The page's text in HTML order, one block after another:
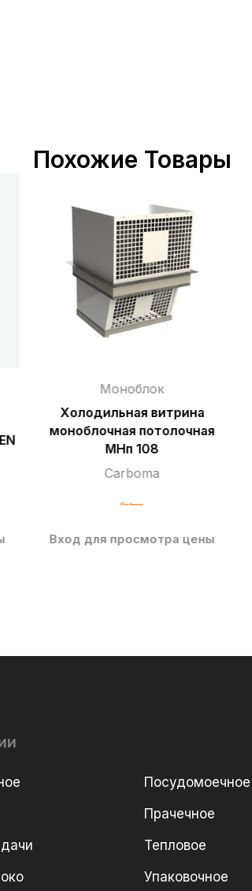
Похожие Товары
Моноблок
Холодильная витрина
моноблочная потолочная
МНп 108
Carboma
Вход для просмотра цены
Посудомоечное
Прачечное
Тепловое
Упаковочное